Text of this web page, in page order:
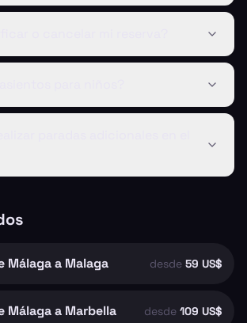
Málaga a Malaga desde 59 US$
Málaga a Marbella desde 109 US$